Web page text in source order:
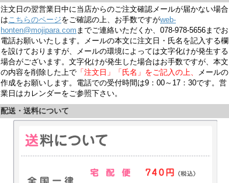
注文日の翌営業日中に当店からのご注文確認メールが届かない場合
はこちらのページをご確認の上、お手数ですがweb-
honten@mojipara.com までご連絡いただくか、078-978-5656までお
電話お願いいたします。メールの本文に注文日・氏名を記入する欄
を設けておりますが、メールの環境によっては文字化けが発生する
場合がございます。文字化けが発生した場合はお手数ですが、本文
の内容を削除した上で 「注文日」「氏名」をご記入の上、
メールの
作成をお願いします。電話での受付時間は9：00～17：30です。営
業日はカレンダーをご参照下さい。
配送・送料について